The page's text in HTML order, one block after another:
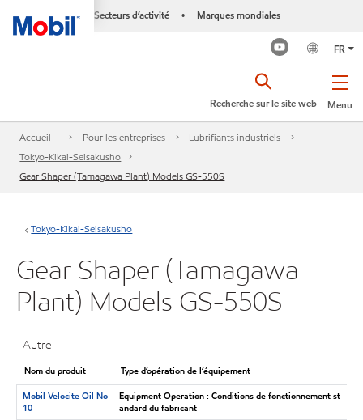
Secteurs d’activité • Marques mondiales
FR
Menu
Recherche sur le site web
Accueil Pour les entreprises
Lubrifiants industriels
Tokyo-Kikai-Seisakusho
Gear Shaper (Tamagawa Plant) Models GS-550S
Tokyo-Kikai-Seisakusho
Gear Shaper (Tamagawa
Plant) Models GS-550S
Autre
Nom du produit
Type d’opération de l’équipement
Mobil Velocite Oil No
10
Equipment Operation : Conditions de fonctionnement st
andard du fabricant